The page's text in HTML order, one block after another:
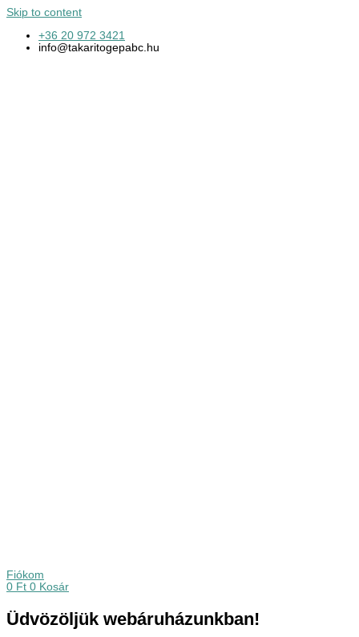
Skip to content
+36 20 972 3421
info@takaritogepabc.hu
Fiókom
0 Ft 0 Kosár
Üdvözöljük webáruházunkban!